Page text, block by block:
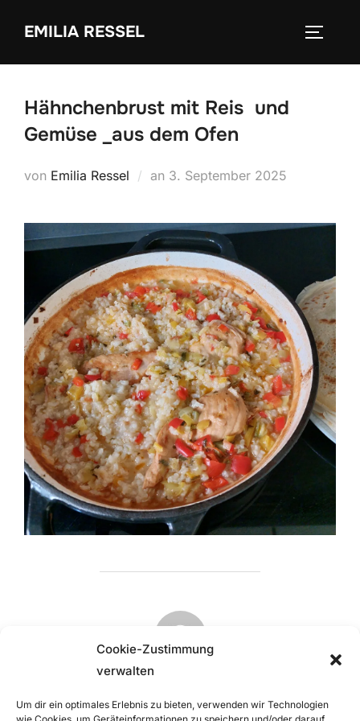
Cookie-Zustimmung
verwalten
Um dir ein optimales Erlebnis zu bieten, verwenden wir Technologien
InhaltEMILIA RESSEL
Hähnchenbrust mit Reis und
Gemüse _aus dem Ofen
von Emilia Ressel an Veröffentlicht
3. September 2025
BEITRAGSAUTOR